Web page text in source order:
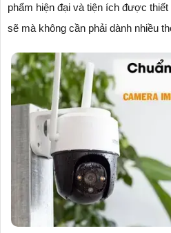
phẩm hiện đại và tiện ích được
sẽ mà không cần phải dành nhiều